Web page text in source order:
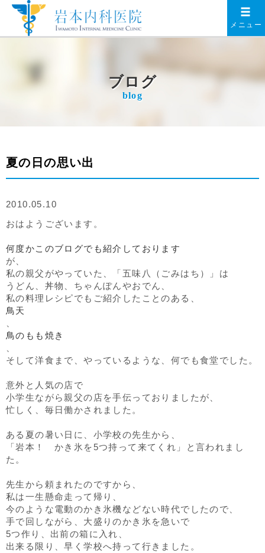
メニュー
ブログ
blog
夏の日の思い出
2010.05.10
おはようございます。
何度かこのブログでも紹介しております
が、
私の親父がやっていた、「五味八（ごみはち）」は
うどん、丼物、ちゃんぽんやおでん、
私の料理レシピでもご紹介したことのある、
鳥天
鳥のもも焼き
そして洋食まで、やっているような、何でも食堂でした。
意外と人気の店で
小学生ながら親父の店を手伝っておりましたが、
忙しく、毎日働かされました。
ある夏の暑い日に、小学校の先生から、
「岩本！ かき氷を5つ持って来てくれ」と言われまし
た。
先生から頼まれたのですから、
私は一生懸命走って帰り、
今のような電動のかき氷機などない時代でしたので、
手で回しながら、大盛りのかき氷を急いで
5つ作り、出前の箱に入れ、
出来る限り、早く学校へ持って行きました。